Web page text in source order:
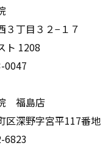
３丁目３２−１７
ト 1208
0047
福島店
区深野字宮平117番地
6823